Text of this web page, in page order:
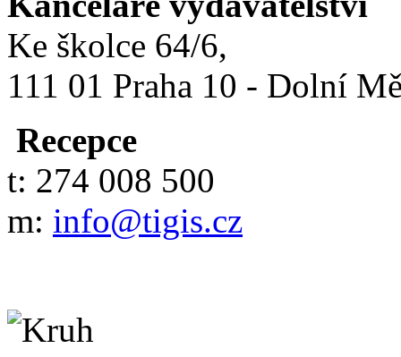
Ke školce 64/6,
111 01 Praha 10 - Dolní
Recepce
t: 274 008 500
m: info@tigis.cz